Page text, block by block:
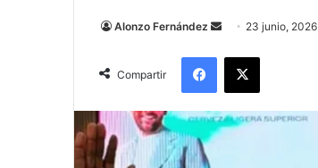
Alonzo Fernández
Send
email
23 junio, 2026
Compartir
Facebook
X